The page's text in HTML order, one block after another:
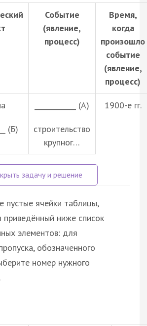
Событие
(явление,
процесс)
Время,
когда
произошло
событие
(явление,
процесс)
____________ (А) 1900-е гг.
(Б)
строительство
крупног…
пустые ячейки таблицы,
приведённый ниже список
элементов: для
обозначенного
номер нужного